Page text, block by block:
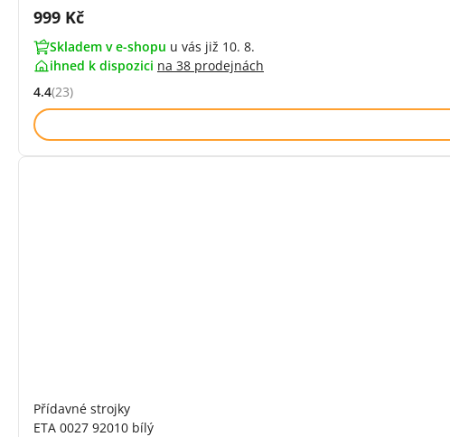
Cena s DPH:
999 Kč
Skladem v e-shopu u vás již 10. 8.
ihned k dispozici na 38 prodejnách
Hodnocení: 4.4 z 5 (23 recenzí)
4.4(23)
Přídavné strojky
ETA 0027 92010 bílý